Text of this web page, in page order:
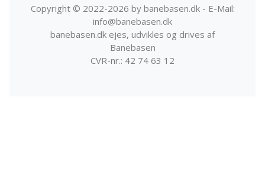
Copyright © 2022-2026 by banebasen.dk - E-Mail:
info@banebasen.dk
banebasen.dk ejes, udvikles og drives af
Banebasen
CVR-nr.: 42 74 63 12